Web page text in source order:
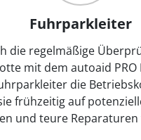
Fuhrparkleiter
die regelmäßige
mit dem autoaid
die
frühzeitig auf
und teure